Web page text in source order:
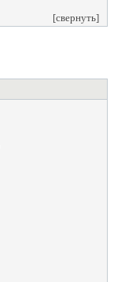
[свернуть]